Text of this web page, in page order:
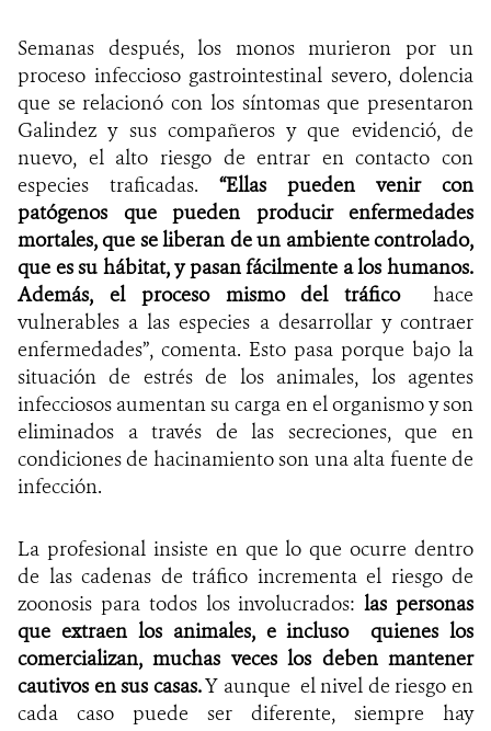
Semanas después, los monos murieron por un
proceso infeccioso gastrointestinal severo, dolencia
que se relacionó con los síntomas que presentaron
Galindez y sus compañeros y que evidenció, de
nuevo, el alto riesgo de entrar en contacto con
especies traficadas. “Ellas pueden venir con
patógenos que pueden producir enfermedades
mortales, que se liberan de un ambiente controlado,
que es su hábitat, y pasan fácilmente a los humanos.
Además, el proceso mismo del tráficohace
vulnerables a las especies a desarrollar y contraer
enfermedades”, comenta. Esto pasa porque bajo la
situación de estrés de los animales, los agentes
infecciosos aumentan su carga en el organismo y son
eliminados a través de las secreciones, que en
condiciones de hacinamiento son una alta fuente de
infección.
La profesional insiste en que lo que ocurre dentro
de las cadenas de tráfico incrementa el riesgo de
zoonosis para todos los involucrados:las personas
que extraen los animales, e incluso
quienes los
comercializan, muchas veces los deben mantener
cautivos en sus casas.Y aunque el nivel de riesgo en
cada caso puede ser diferente, siempre hay